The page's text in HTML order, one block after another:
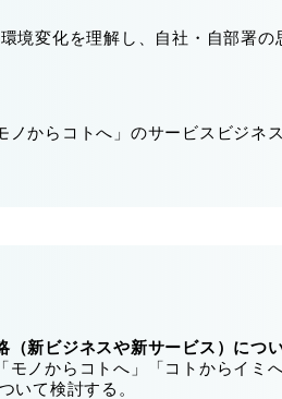
境変化を理解し、自社・自部署の
ノからコトへ」のサービスビジネ
（新ビジネスや新サービス）につ
ノからコトへ」「コトからイミ
いて検討する。